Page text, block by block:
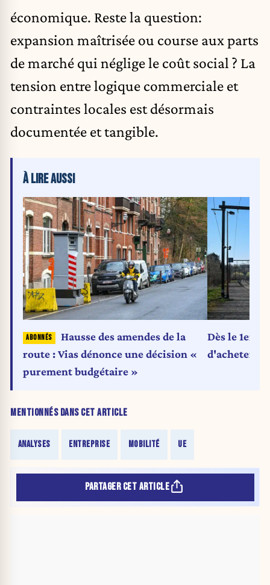
économique. Reste la question:
expansion maîtrisée ou course aux parts
de marché qui néglige le coût social ? La
tension entre logique commerciale et
contraintes locales est désormais
documentée et tangible.
MENTIONNÉS DANS CET ARTICLE
ANALYSES ENTREPRISE MOBILITÉ UE
À LIRE AUSSI
Hausse des amendes de la
route : Vias dénonce une décision «
purement budgétaire »
Dès le 1er
d'acheter
PARTAGER CET ARTICLE